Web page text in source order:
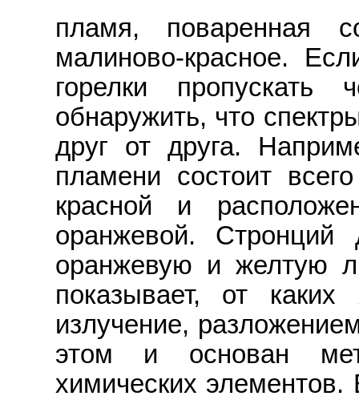
пламя, поваренная
малиново-красное.
горелки пропускать
обнаружить, что
друг от друга.
пламени состоит
красной и
оранжевой. Стронций
оранжевую и желтую
показывает, от каких
излучение,
этом и основан
химических